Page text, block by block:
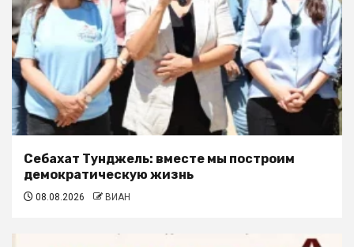
Себахат Тунджель: вместе мы построим
демократическую жизнь
08.08.2026 ВИАН